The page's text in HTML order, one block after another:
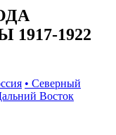
1922
• Северный
Восток